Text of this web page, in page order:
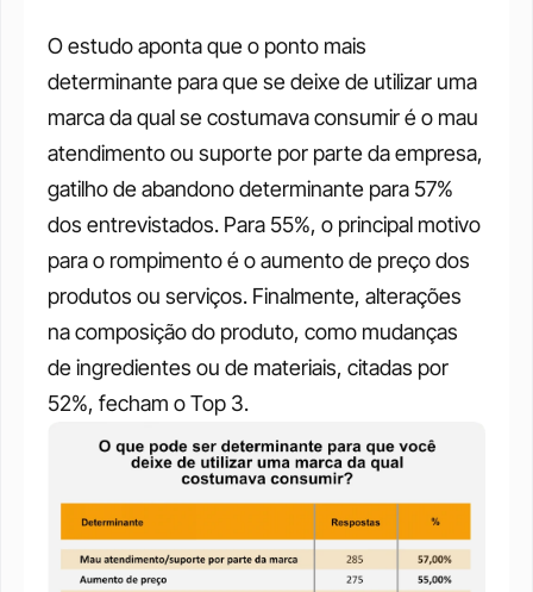
O estudo aponta que o ponto mais
determinante para que se deixe de utilizar uma
marca da qual se costumava consumir é o mau
atendimento ou suporte por parte da empresa,
gatilho de abandono determinante para 57%
dos entrevistados. Para 55%, o principal motivo
para o rompimento é o aumento de preço dos
produtos ou serviços. Finalmente, alterações
na composição do produto, como mudanças
de ingredientes ou de materiais, citadas por
52%, fecham o Top 3.